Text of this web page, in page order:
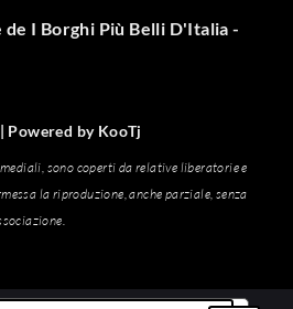
de I Borghi Più Belli D'Italia -
Powered byKooTj
sono coperti da relative liberatorie e
la riproduzione, anche parziale, senza